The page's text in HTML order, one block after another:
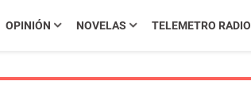
OPINIÓN NOVELAS TELEMETRO RADIO